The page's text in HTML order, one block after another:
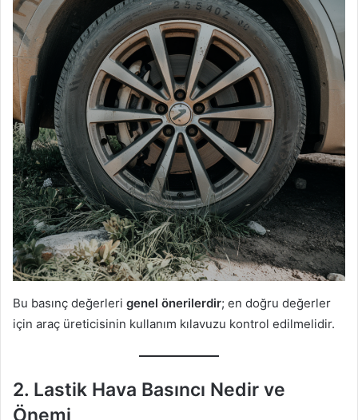
Bu basınç değerleri genel önerilerdir; en doğru değerler
için araç üreticisinin kullanım kılavuzu kontrol edilmelidir.
2. Lastik Hava Basıncı Nedir ve
Önemi